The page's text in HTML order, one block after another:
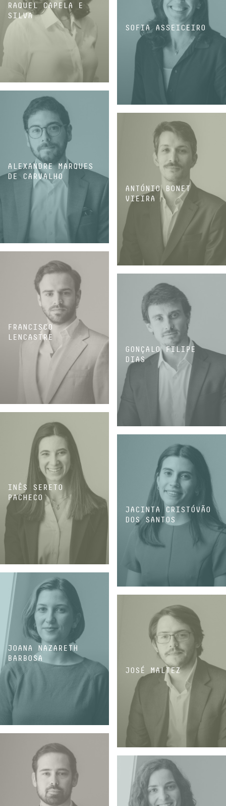
RAQUEL CAPELA E
SILVA
ASSOCIADA SÉNIOR
SOFIA ASSEICEIRO
ASSOCIADA SÉNIOR
ALEXANDRE MARQUES
DE CARVALHO
ASSOCIADO
ANTÓNIO BONET
VIEIRA
ASSOCIADO
FRANCISCO
LENCASTRE
ASSOCIADO
GONÇALO FILIPE
DIAS
ASSOCIADO
INÊS SERETO
PACHECO
ASSOCIADA
JACINTA CRISTÓVÃO
DOS SANTOS
ASSOCIADA
JOANA NAZARETH
BARBOSA
ASSOCIADA
JOSÉ MALTEZ
ASSOCIADO